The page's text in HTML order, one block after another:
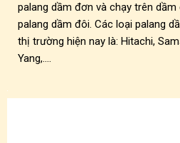
palang dầm đơn và chạy trên
palang dầm đôi. Các loại palang
thị trường hiện nay là: Hitachi,
Yang,….